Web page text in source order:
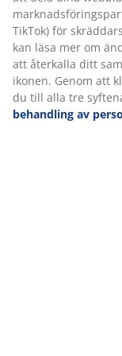
TikTok) för
kan läsa mer om
att återkalla ditt
ikonen. Genom att
du till alla tre
behandling av